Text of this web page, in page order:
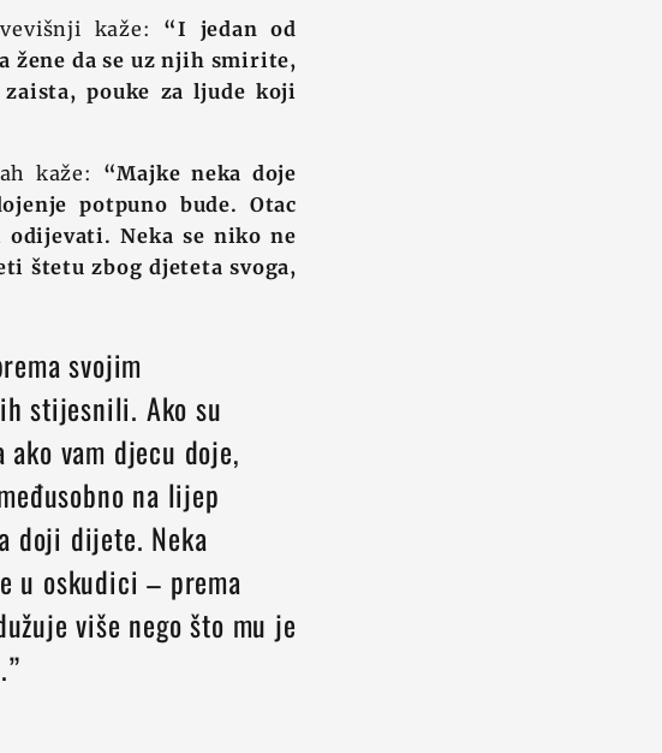
kaže: “I jedan od
žene da se uz njih smirite,
pouke za ljude koji
kaže: “Majke neka doje
potpuno bude. Otac
Neka se niko ne
štetu zbog djeteta svoga,
svojim
stijesnili. Ako su
vam djecu doje,
na lijep
doji dijete. Neka
u oskudici – prema
više nego što mu je